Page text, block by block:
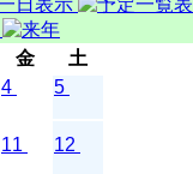
金
土
4 5
11 12